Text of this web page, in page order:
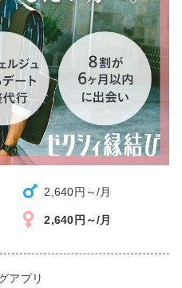
アプリ
2,640円～/月
2,640円～/月